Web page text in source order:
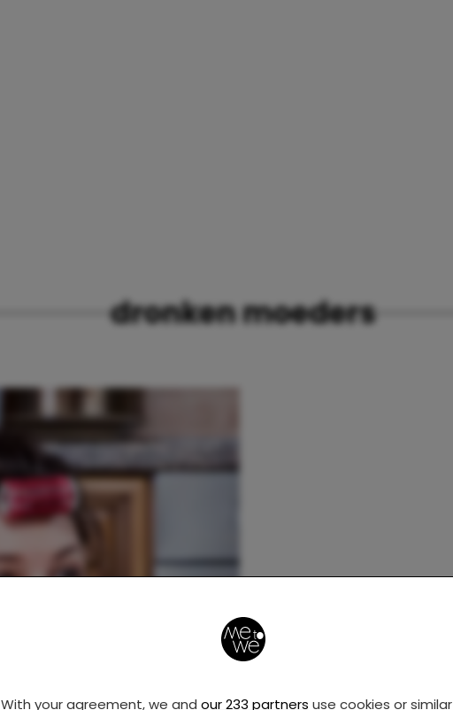
With your agreement, we and our 233 partners use cookies or similar
dronken moeders